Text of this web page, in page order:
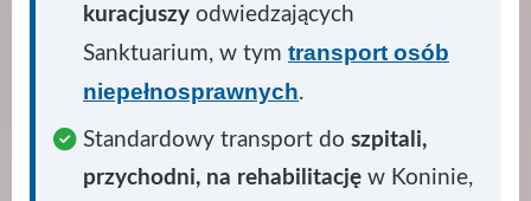
kuracjuszy odwiedzających
Sanktuarium, w tym transport osób
niepełnosprawnych.
Standardowy transport do szpitali,
przychodni, na rehabilitację w Koninie,